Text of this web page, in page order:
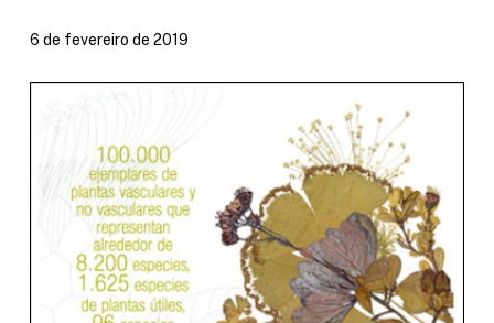
6 de fevereiro de 2019